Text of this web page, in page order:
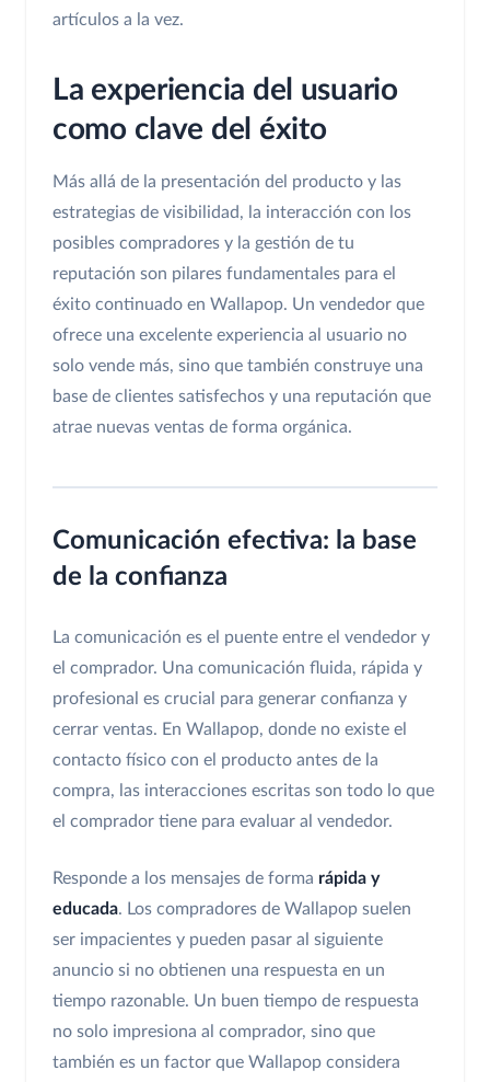
artículos a la vez.
La experiencia del usuario
como clave del éxito
Más allá de la presentación del producto y las
estrategias de visibilidad, la interacción con los
posibles compradores y la gestión de tu
reputación son pilares fundamentales para el
éxito continuado en Wallapop. Un vendedor que
ofrece una excelente experiencia al usuario no
solo vende más, sino que también construye una
base de clientes satisfechos y una reputación que
atrae nuevas ventas de forma orgánica.
Comunicación efectiva: la base
de la confianza
La comunicación es el puente entre el vendedor y
el comprador. Una comunicación fluida, rápida y
profesional es crucial para generar confianza y
cerrar ventas. En Wallapop, donde no existe el
contacto físico con el producto antes de la
compra, las interacciones escritas son todo lo que
el comprador tiene para evaluar al vendedor.
Responde a los mensajes de forma rápida y
educada. Los compradores de Wallapop suelen
ser impacientes y pueden pasar al siguiente
anuncio si no obtienen una respuesta en un
tiempo razonable. Un buen tiempo de respuesta
no solo impresiona al comprador, sino que
también es un factor que Wallapop considera